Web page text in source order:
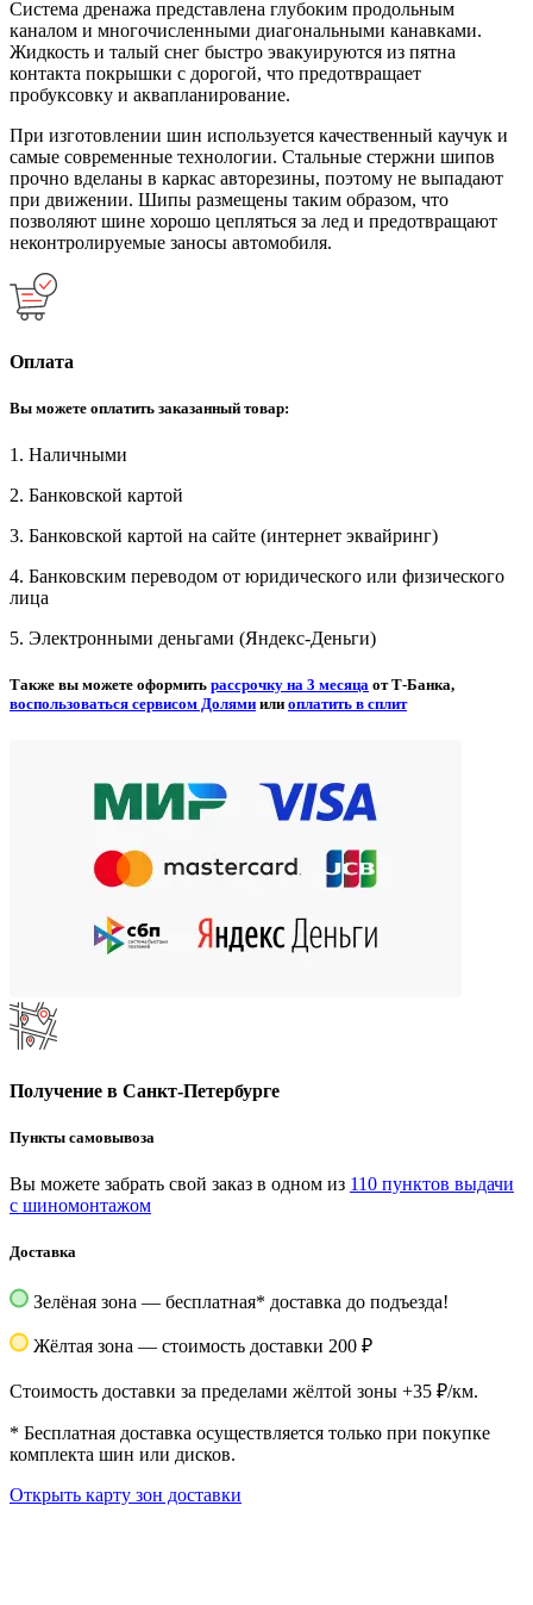
Система дренажа представлена глубоким продольным
каналом и многочисленными диагональными канавками.
Жидкость и талый снег быстро эвакуируются из пятна
контакта покрышки с дорогой, что предотвращает
пробуксовку и аквапланирование.
При изготовлении шин используется качественный каучук и
самые современные технологии. Стальные стержни шипов
прочно вделаны в каркас авторезины, поэтому не выпадают
при движении. Шипы размещены таким образом, что
позволяют шине хорошо цепляться за лед и предотвращают
неконтролируемые заносы автомобиля.
Оплата
Вы можете оплатить заказанный товар:
1. Наличными
2. Банковской картой
3. Банковской картой на сайте (интернет эквайринг)
4. Банковским переводом от юридического или физического
лица
5. Электронными деньгами (Яндекс-Деньги)
Также вы можете оформить рассрочку на 3 месяца от Т-Банка,
воспользоваться сервисом Долями или оплатить в сплит
Получение в Санкт-Петербурге
Пункты самовывоза
Вы можете забрать свой заказ в одном из 110 пунктов выдачи
с шиномонтажом
Доставка
Зелёная зона — бесплатная* доставка до подъезда!
Жёлтая зона — стоимость доставки 200 ₽
Стоимость доставки за пределами жёлтой зоны +35 ₽/км.
* Бесплатная доставка осуществляется только при покупке
комплекта шин или дисков.
Открыть карту зон доставки